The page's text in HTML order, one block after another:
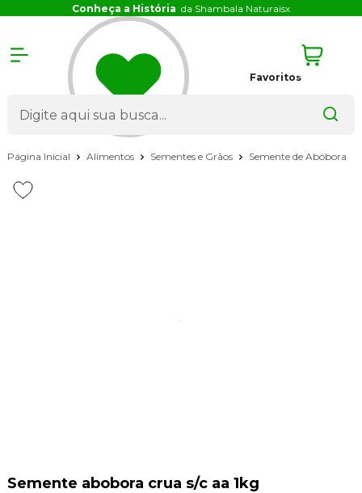
Conheça a História da Shambala Naturaisx
Favoritos
Página Inicial Alimentos Sementes e Grãos Semente de Abóbora
Semente abobora crua s/c aa 1kg